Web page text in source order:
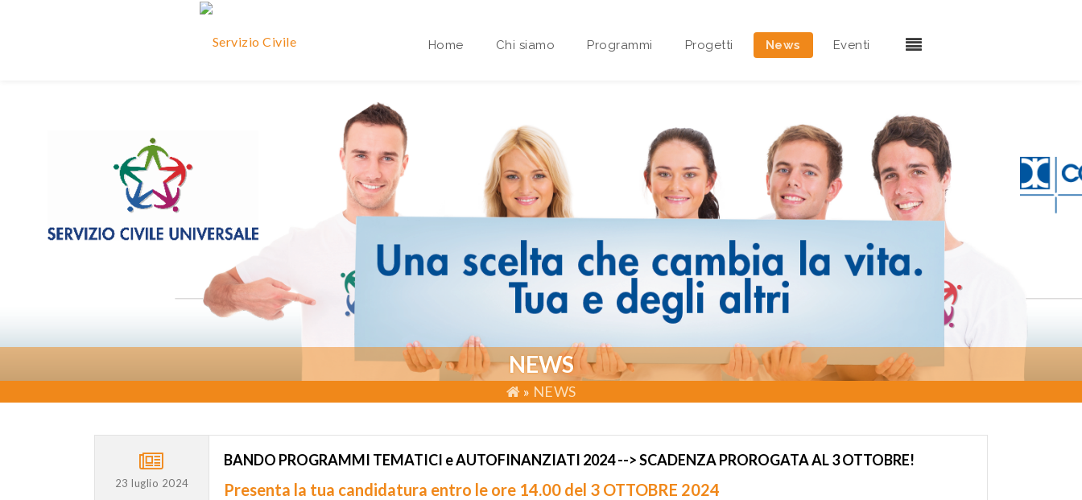
Home Chi siamo
Area riservata Sedi Territoriali
Programmi Progetti News Eventi
NEWS
» NEWS
23 luglio 2024
BANDO PROGRAMMI TEMATICI e AUTOFINANZIATI 2024 --> SCADENZA PROROGATA AL 3 OTTOBRE!
Presenta la tua candidatura entro le ore 14.00 del 3 OTTOBRE 2024